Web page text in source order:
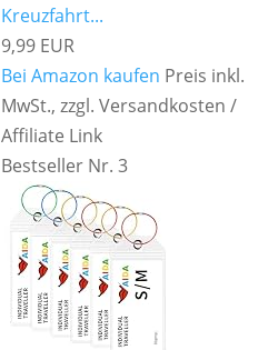
Kreuzfahrt...
9,99 EUR
Bei Amazon kaufen Preis inkl.
MwSt., zzgl. Versandkosten /
Affiliate Link
Bestseller Nr. 3